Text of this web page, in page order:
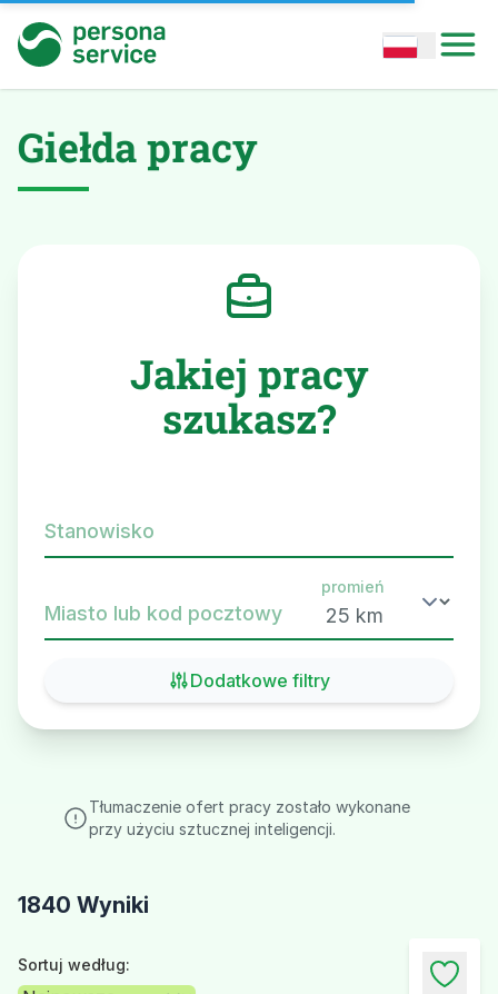
persona service Open options
Giełda pracy
Jakiej pracy
szukasz?
Stanowisko
Miasto lub kod pocztowy
promień
Dodatkowe filtry
Tłumaczenie ofert pracy zostało wykonane
przy użyciu sztucznej inteligencji.
1840 Wyniki
Sortuj według: